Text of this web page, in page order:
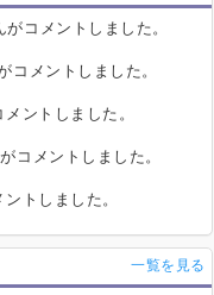
コメントしました。
コメントしました。
ントしました。
コメントしました。
トしました。
一覧を見る